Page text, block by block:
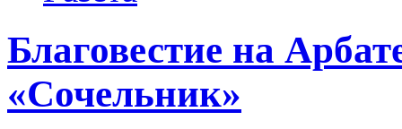
Благовестие на
«Сочельник»